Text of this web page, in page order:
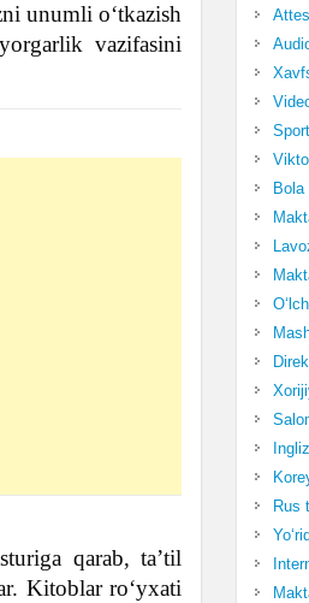
unumli o‘tkazish
vazifasini
qarab, ta’til
Kitoblar ro‘yxati
Bola
Rus